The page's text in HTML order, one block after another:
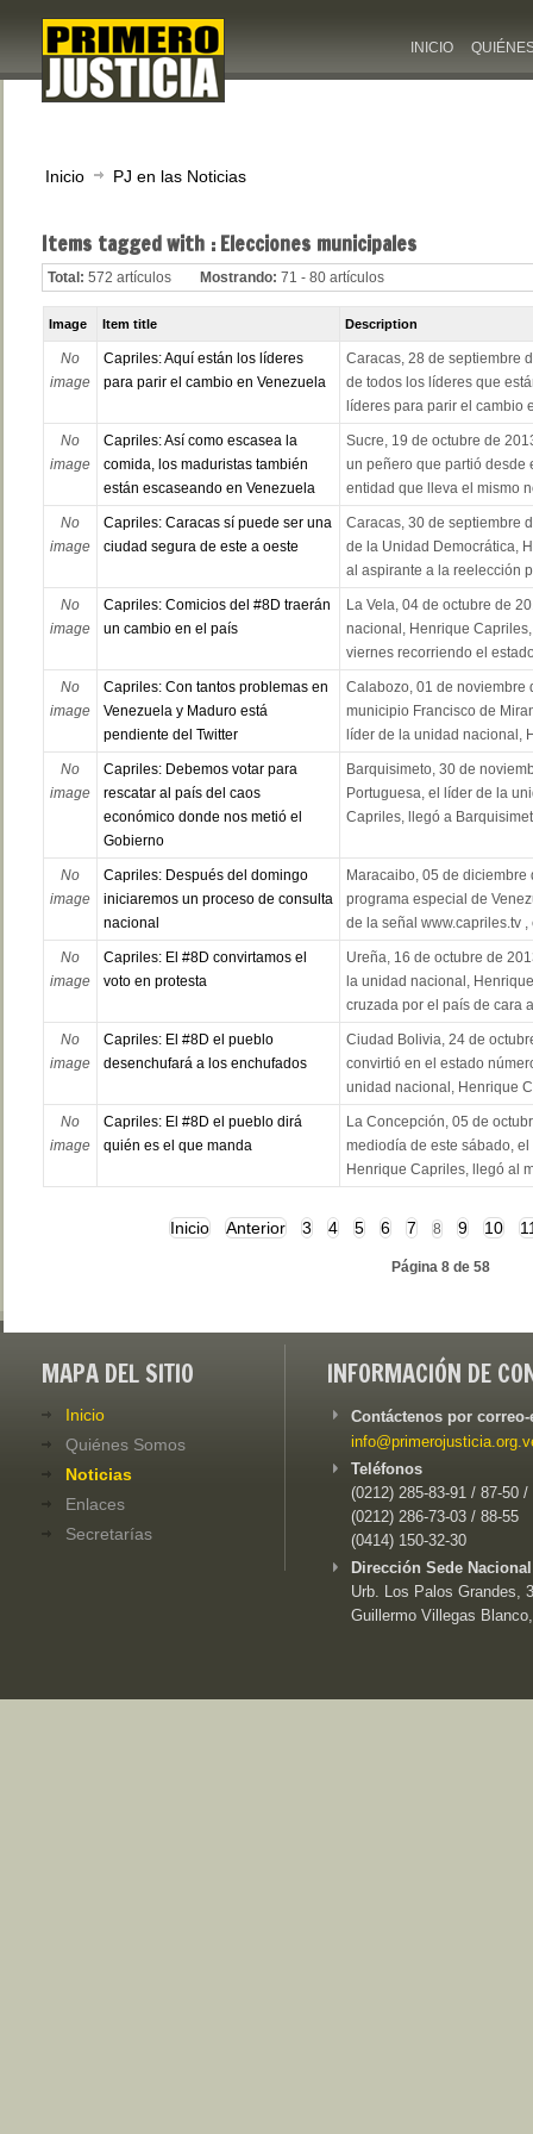
INICIO
Inicio PJ en las Noticias
Items tagged with : Elecciones municipales
Total: 572 artículos Mostrando: 71 - 80 artículos
Image Item title Description
No
image
Capriles: Aquí están los líderes
para parir el cambio en Venezuela
Caracas, 28 de septiembre
de todos los líderes que
líderes para parir el cambio
No
image
Capriles: Así como escasea la
comida, los maduristas también
están escaseando en Venezuela
Sucre, 19 de octubre de
un peñero que partió desde
entidad que lleva el mismo
No
image
Capriles: Caracas sí puede ser una
ciudad segura de este a oeste
Caracas, 30 de septiembre
de la Unidad Democrática,
al aspirante a la reelección
No
image
Capriles: Comicios del #8D traerán
un cambio en el país
La Vela, 04 de octubre de
nacional, Henrique
viernes recorriendo el
No
image
Capriles: Con tantos problemas en
Venezuela y Maduro está
pendiente del Twitter
Calabozo, 01 de noviembre
municipio Francisco de
líder de la unidad nacional,
No
image
Capriles: Debemos votar para
rescatar al país del caos
económico donde nos metió el
Gobierno
Barquisimeto, 30 de
Portuguesa, el líder de la
Capriles, llegó a
No
image
Capriles: Después del domingo
iniciaremos un proceso de consulta
nacional
Maracaibo, 05 de
programa especial de
de la señal www.capriles.tv
No
image
Capriles: El #8D convirtamos el
voto en protesta
Ureña, 16 de octubre de
la unidad nacional,
cruzada por el país de cara
No
image
Capriles: El #8D el pueblo
desenchufará a los enchufados
Ciudad Bolivia, 24 de
convirtió en el estado
unidad nacional, Henrique
No
image
Capriles: El #8D el pueblo dirá
quién es el que manda
La Concepción, 05 de
mediodía de este sábado,
Henrique Capriles, llegó al
Inicio Anterior 3 4 5 6 7 8 9 10
Página 8 de 58
MAPA DEL SITIO
Inicio
Quiénes Somos
Noticias
Enlaces
Secretarías
INFORMACIÓN DE
Contáctenos por
Teléfonos
(0212) 285-83-91 / 87-50 /
(0212) 286-73-03 / 88-55
(0414) 150-32-30
Dirección Sede
Urb. Los Palos Grandes,
Guillermo Villegas